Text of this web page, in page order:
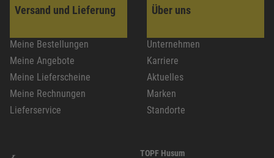
Versand und Lieferung
Meine Bestellungen
Meine Angebote
Meine Lieferscheine
Meine Rechnungen
Lieferservice
Über uns
Unternehmen
Karriere
Aktuelles
Marken
Standorte
TOPF Husum